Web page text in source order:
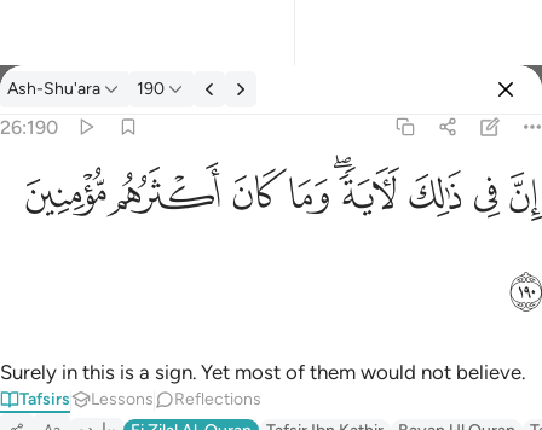
Tafsir: Ash-Shu'ara 26:190
Ash-Shu'ara 190
26:190
ان في ذالك لاية وما كان اكثرهم مومنين ١٩٠
إِنَّ فِى ذَٰلِكَ لَـَٔايَةًۭ ۖ وَمَا كَانَ أَكْثَرُهُم مُّؤْمِنِينَ ١٩٠
ﱳﱴﱵﱶﱷﱸﱹﱺﱻ
ﱼ
Surely in this is a sign. Yet most of them would not believe.
Tafsirs Lessons Reflections